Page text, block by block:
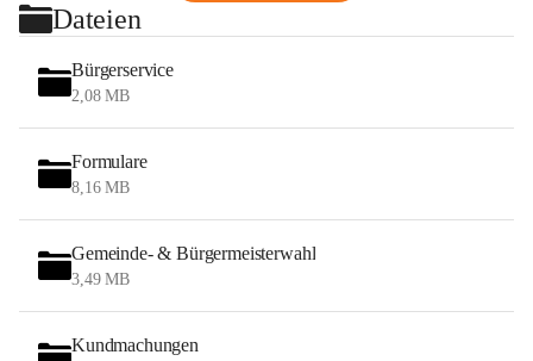
Dateien
Bürgerservice
2,08 MB
Formulare
8,16 MB
Gemeinde- & Bürgermeisterwahl
3,49 MB
Kundmachungen